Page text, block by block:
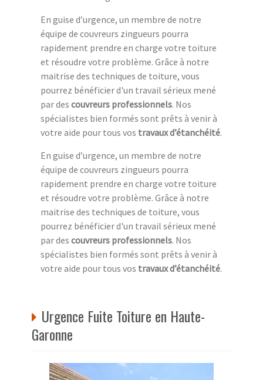
En guise d’urgence, un membre de notre
équipe de couvreurs zingueurs pourra
rapidement prendre en charge votre toiture
et résoudre votre problème. Grâce à notre
maitrise des techniques de toiture, vous
pourrez bénéficier d'un travail sérieux mené
par des couvreurs professionnels. Nos
spécialistes bien formés sont prêts à venir à
votre aide pour tous vos travaux d’étanchéité.
En guise d’urgence, un membre de notre
équipe de couvreurs zingueurs pourra
rapidement prendre en charge votre toiture
et résoudre votre problème. Grâce à notre
maitrise des techniques de toiture, vous
pourrez bénéficier d'un travail sérieux mené
par des couvreurs professionnels. Nos
spécialistes bien formés sont prêts à venir à
votre aide pour tous vos travaux d’étanchéité.
Urgence Fuite Toiture en Haute-
Garonne